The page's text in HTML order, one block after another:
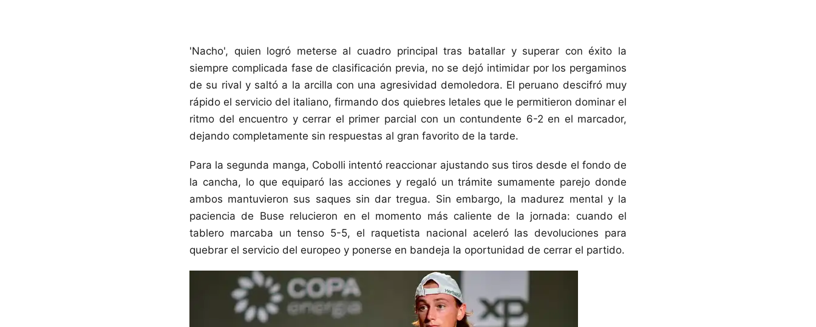
'Nacho', quien logró meterse al cuadro principal tras batallar y superar con éxito la
siempre complicada fase de clasificación previa, no se dejó intimidar por los pergaminos
de su rival y saltó a la arcilla con una agresividad demoledora. El peruano descifró muy
rápido el servicio del italiano, firmando dos quiebres letales que le permitieron dominar el
ritmo del encuentro y cerrar el primer parcial con un contundente 6-2 en el marcador,
dejando completamente sin respuestas al gran favorito de la tarde.
Para la segunda manga, Cobolli intentó reaccionar ajustando sus tiros desde el fondo de
la cancha, lo que equiparó las acciones y regaló un trámite sumamente parejo donde
ambos mantuvieron sus saques sin dar tregua. Sin embargo, la madurez mental y la
paciencia de Buse relucieron en el momento más caliente de la jornada: cuando el
tablero marcaba un tenso 5-5, el raquetista nacional aceleró las devoluciones para
quebrar el servicio del europeo y ponerse en bandeja la oportunidad de cerrar el partido.